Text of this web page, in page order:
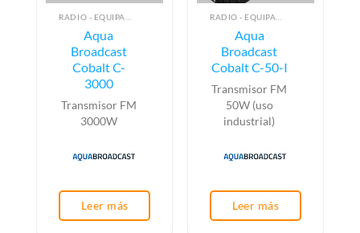
Aqua
Broadcast
Cobalt C-
3000
Transmisor FM
3000W
Leer más
Aqua
Broadcast
Cobalt C-50-I
Transmisor FM
50W (uso
industrial)
Leer más